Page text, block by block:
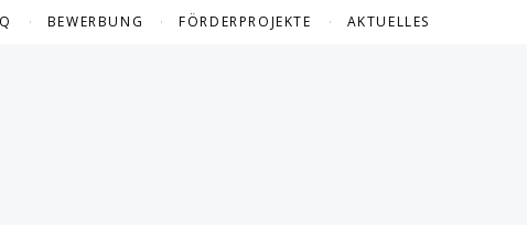
BEWERBUNG FÖRDERPROJEKTE AKTUELLES